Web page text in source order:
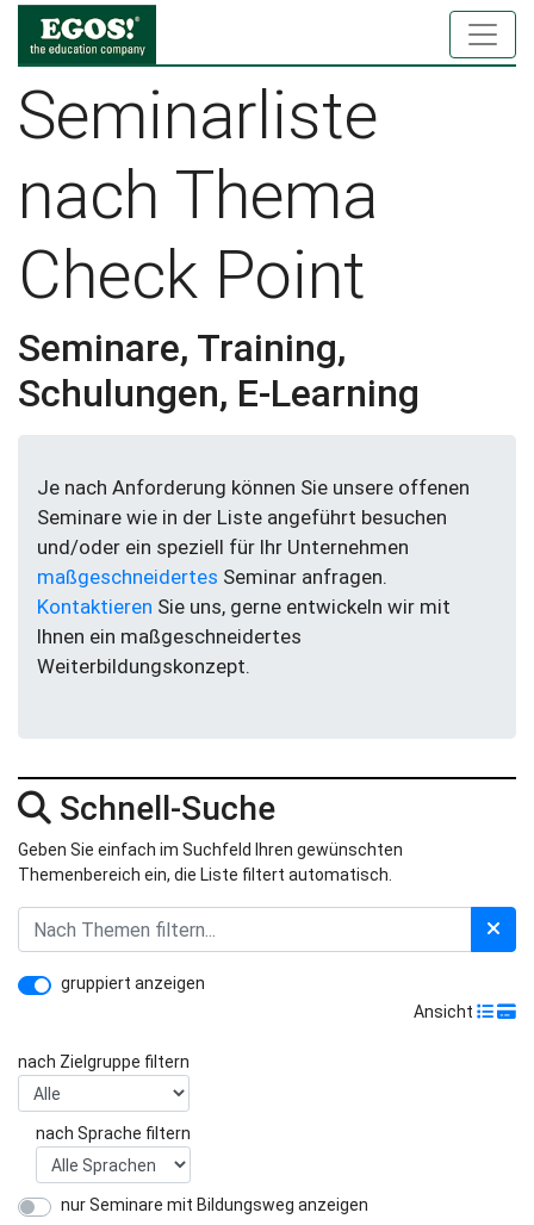
Seminarliste
nach Thema
Check Point
Seminare, Training,
Schulungen, E-Learning
Je nach Anforderung können Sie unsere offenen
Seminare wie in der Liste angeführt besuchen
und/oder ein speziell für Ihr Unternehmen
maßgeschneidertes Seminar anfragen.
Kontaktieren Sie uns, gerne entwickeln wir mit
Ihnen ein maßgeschneidertes
Weiterbildungskonzept.
Schnell-Suche
Geben Sie einfach im Suchfeld Ihren gewünschten
Themenbereich ein, die Liste filtert automatisch.
gruppiert anzeigen
Ansicht
nach Zielgruppe filtern
nach Sprache filtern
nur Seminare mit Bildungsweg anzeigen